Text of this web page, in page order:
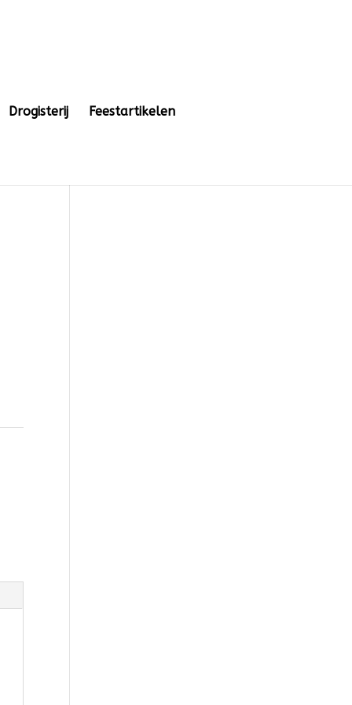
Drogisterij Feestartikelen